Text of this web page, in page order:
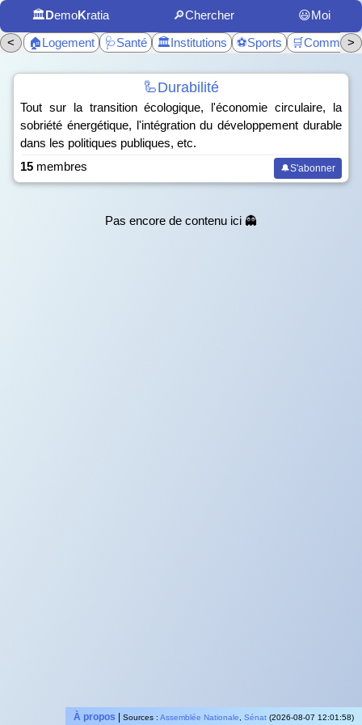
🏛️DemoKratia 🔎Chercher
😃Moi
<
🏠Logement 🩺Santé 🏛️Institutions ⚽Sports >
🦾Durabilité
Tout sur la transition écologique, l'économie circulaire, la
sobriété énergétique, l'intégration du développement durable
dans les politiques publiques, etc.
15 membres 🔔S'abonner
Pas encore de contenu ici 👻
À propos Sources : Assemblée Nationale Sénat (2026-08-07 12:01:58)